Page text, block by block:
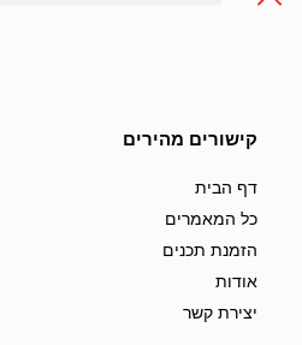
קישורים מהירים
דף הבית
כל המאמרים
הזמנת תכנים
אודות
יצירת קשר